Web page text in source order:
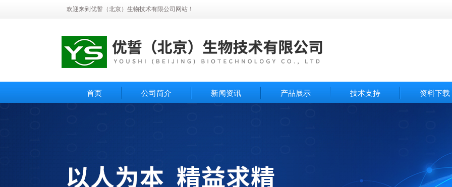
欢迎来到优誓（北京）生物技术有限公司网站！
首页 公司简介 新闻资讯 产品展示 技术支持 资料下载